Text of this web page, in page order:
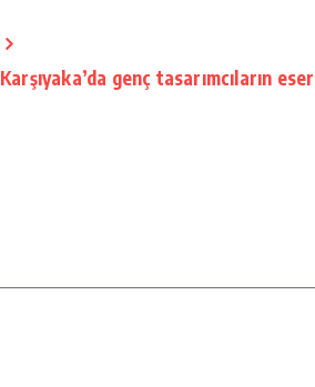
Karşıyaka’da genç tasarımcıların